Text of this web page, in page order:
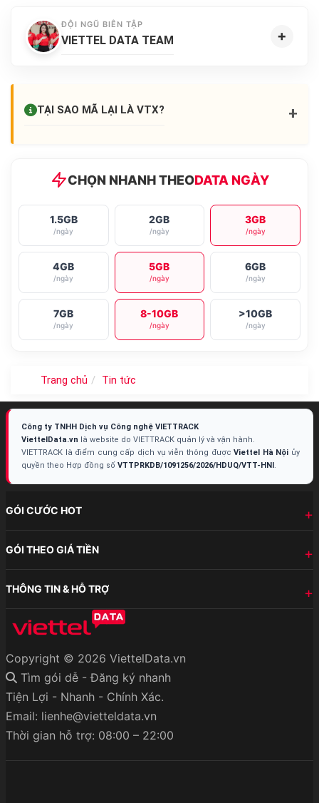
ĐỘI NGŨ BIÊN TẬP
VIETTEL DATA TEAM +
TẠI SAO MÃ LẠI LÀ VTX? +
CHỌN NHANH THEODATA NGÀY
1.5GB
/ngày
2GB
/ngày
3GB
/ngày
4GB
/ngày
5GB
/ngày
6GB
/ngày
7GB
/ngày
8-10GB
/ngày
>10GB
/ngày
Trang chủ Tin tức
Công ty TNHH Dịch vụ Công nghệ VIETTRACK
ViettelData.vn là website do VIETTRACK quản lý và vận hành.
VIETTRACK là điểm cung cấp dịch vụ viễn thông đượcViettel Hà Nội ủy
quyền theo Hợp đồng số VTTPRKDB/1091256/2026/HDUQ/VTT-HNI.
GÓI CƯỚC HOT
GÓI THEO GIÁ TIỀN
THÔNG TIN & HỖ TRỢ
Copyright © 2026 ViettelData.vn
Tìm gói dễ - Đăng ký nhanh
Tiện Lợi - Nhanh - Chính Xác.
Email: lienhe@vietteldata.vn
Thời gian hỗ trợ: 08:00 – 22:00